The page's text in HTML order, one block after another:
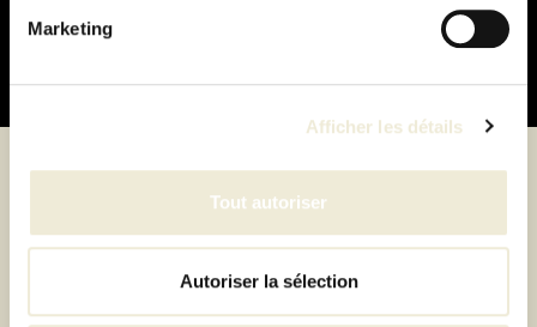
Marketing
Afficher les détails
Tout autoriser
Autoriser la sélection
Suivez-nous